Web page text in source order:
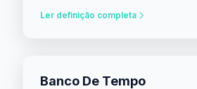
Ler definição completa
Banco De Tempo